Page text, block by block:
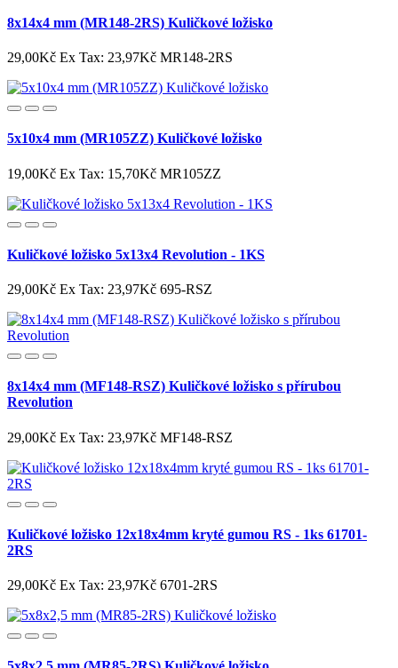
8x14x4 mm (MR148-2RS) Kuličkové ložisko
29,00Kč Ex Tax: 23,97Kč MR148-2RS
5x10x4 mm (MR105ZZ) Kuličkové ložisko
19,00Kč Ex Tax: 15,70Kč MR105ZZ
Kuličkové ložisko 5x13x4 Revolution - 1KS
29,00Kč Ex Tax: 23,97Kč 695-RSZ
8x14x4 mm (MF148-RSZ) Kuličkové ložisko s přírubou
Revolution
29,00Kč Ex Tax: 23,97Kč MF148-RSZ
Kuličkové ložisko 12x18x4mm kryté gumou RS - 1ks 61701-
2RS
29,00Kč Ex Tax: 23,97Kč 6701-2RS